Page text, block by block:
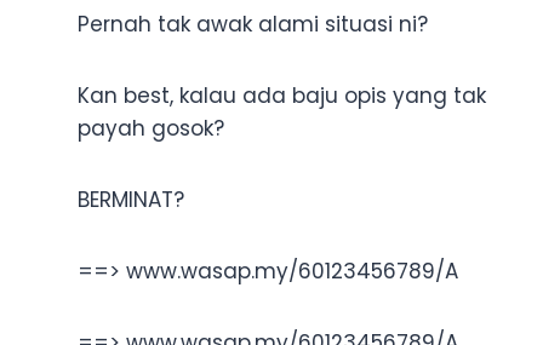
Pernah tak awak alami situasi ni?
Kan best, kalau ada baju opis yang tak
payah gosok?
BERMINAT?
==> www.wasap.my/60123456789/A